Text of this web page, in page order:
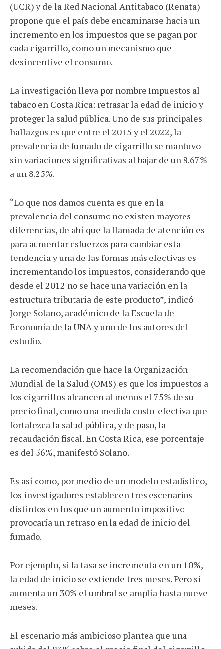
(UCR) y de la Red Nacional Antitabaco (Renata)
propone que el país debe encaminarse hacia un
incremento en los impuestos que se pagan por
cada cigarrillo, como un mecanismo que
desincentive el consumo.
La investigación lleva por nombre Impuestos al
tabaco en Costa Rica: retrasar la edad de inicio y
proteger la salud pública. Uno de sus principales
hallazgos es que entre el 2015 y el 2022, la
prevalencia de fumado de cigarrillo se mantuvo
sin variaciones significativas al bajar de un 8.67%
a un 8.25%.
“Lo que nos damos cuenta es que en la
prevalencia del consumo no existen mayores
diferencias, de ahí que la llamada de atención es
para aumentar esfuerzos para cambiar esta
tendencia y una de las formas más efectivas es
incrementando los impuestos, considerando que
desde el 2012 no se hace una variación en la
estructura tributaria de este producto”, indicó
Jorge Solano, académico de la Escuela de
Economía de la UNA y uno de los autores del
estudio.
La recomendación que hace la Organización
Mundial de la Salud (OMS) es que los impuestos a
los cigarrillos alcancen al menos el 75% de su
precio final, como una medida costo-efectiva que
fortalezca la salud pública, y de paso, la
recaudación fiscal. En Costa Rica, ese porcentaje
es del 56%, manifestó Solano.
Es así como, por medio de un modelo estadístico,
los investigadores establecen tres escenarios
distintos en los que un aumento impositivo
provocaría un retraso en la edad de inicio del
fumado.
Por ejemplo, si la tasa se incrementa en un 10%,
la edad de inicio se extiende tres meses. Pero si
aumenta un 30% el umbral se amplía hasta nueve
meses.
El escenario más ambicioso plantea que una